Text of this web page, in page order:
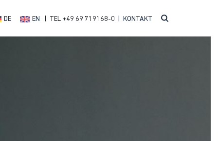
DE EN | TEL +49 69 719168-0 | KONTAKT